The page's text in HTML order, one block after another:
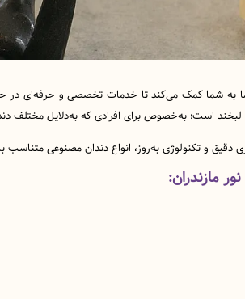
به شما کمک می‌کند تا خدمات تخصصی و حرفه‌ای در
است؛ به‌خصوص برای افرادی که به‌دلایل مختلف
دقیق و تکنولوژی به‌روز، انواع دندان مصنوعی متناسب
مازندران: